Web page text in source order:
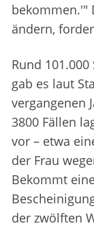
bekommen.'"
ändern,
Rund
gab es laut
vergangenen
3800 Fällen
vor – etwa
der Frau
Bekommt
der zwölften